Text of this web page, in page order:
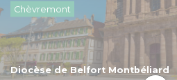
Chèvremont
Diocèse de Belfort Montbéliard